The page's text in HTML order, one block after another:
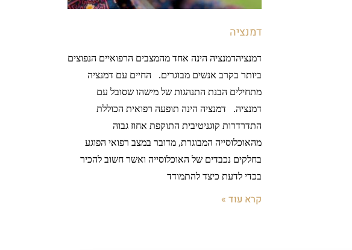
דמנציה
דמנציהדמנציה הינה אחד מהמצבים הרפואיים הנפוצים
ביותר בקרב אנשים מבוגרים. החיים עם דמנציה
מתחילים הבנת התנהגות של מישהו שסובל עם
דמנציה. דמנציה הינה תופעה רפואית הכוללת
התדרדרות קוגניטיבית התוקפת אחוז גבוה
מהאוכלוסייה המבוגרת, מדובר במצב רפואי הפוגע
בחלקים נכבדים של האוכלוסייה ואשר חשוב להכיר
בכדי לדעת כיצד להתמודד
קרא עוד »